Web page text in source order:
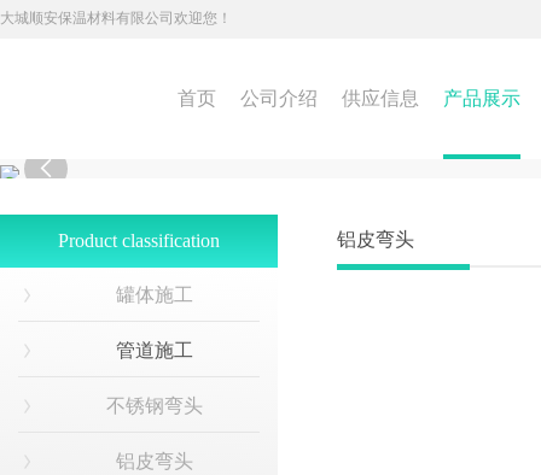
大城顺安保温材料有限公司欢迎您！
首页 公司介绍 供应信息 产品展示

Product classification
罐体施工
管道施工
不锈钢弯头
铝皮弯头
铝皮弯头